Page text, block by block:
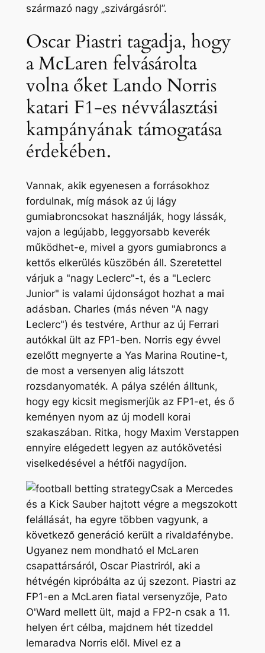
származó nagy „szivárgásról”.
Oscar Piastri tagadja, hogy
a McLaren felvásárolta
volna őket Lando Norris
katari F1-es névválasztási
kampányának támogatása
érdekében.
Vannak, akik egyenesen a forrásokhoz
fordulnak, míg mások az új lágy
gumiabroncsokat használják, hogy lássák,
vajon a legújabb, leggyorsabb keverék
működhet-e, mivel a gyors gumiabroncs a
kettős elkerülés küszöbén áll. Szeretettel
várjuk a "nagy Leclerc"-t, és a "Leclerc
Junior" is valami újdonságot hozhat a mai
adásban. Charles (más néven "A nagy
Leclerc") és testvére, Arthur az új Ferrari
autókkal ült az FP1-ben. Norris egy évvel
ezelőtt megnyerte a Yas Marina Routine-t,
de most a versenyen alig látszott
rozsdanyomaték. A pálya szélén álltunk,
hogy egy kicsit megismerjük az FP1-et, és ő
keményen nyom az új modell korai
szakaszában. Ritka, hogy Maxim Verstappen
ennyire elégedett legyen az autókövetési
viselkedésével a hétfői nagydíjon.
Csak a Mercedes
és a Kick Sauber hajtott végre a megszokott
felállását, ha egyre többen vagyunk, a
következő generáció került a rivaldafénybe.
Ugyanez nem mondható el McLaren
csapattársáról, Oscar Piastriról, aki a
hétvégén kipróbálta az új szezont. Piastri az
FP1-en a McLaren fiatal versenyzője, Pato
O'Ward mellett ült, majd a FP2-n csak a 11.
helyen ért célba, majdnem hét tizeddel
lemaradva Norris elől. Mivel ez a